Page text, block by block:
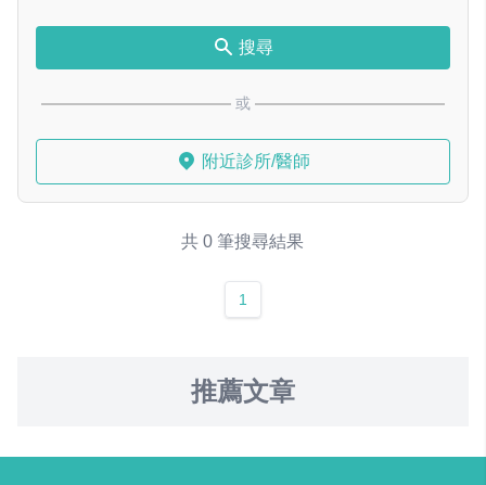
搜尋
或
附近診所/醫師
共 0 筆搜尋結果
1
推薦文章